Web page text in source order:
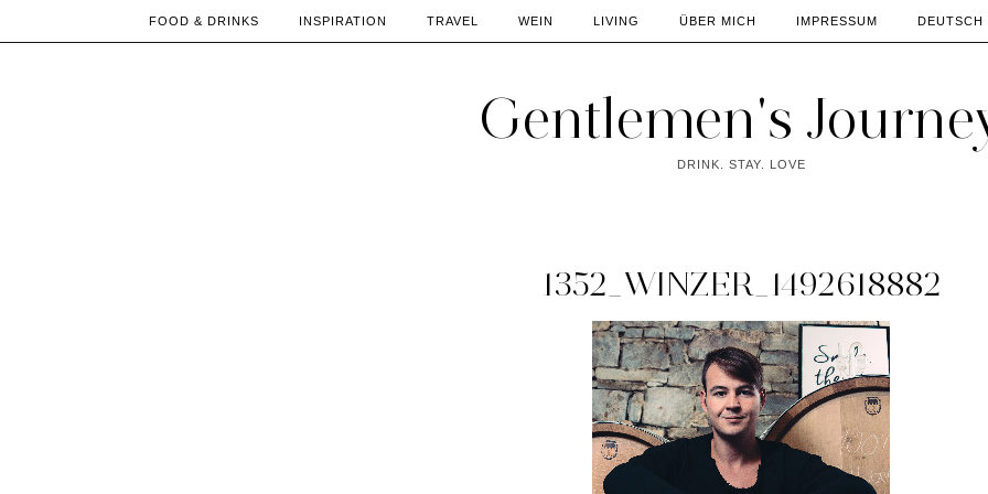
Gentlemen's
DRINK. STAY. LOVE
FOOD & DRINKS INSPIRATION TRAVEL WEIN LIVING ÜBER MICH IMPRESSUM DEUTSCH
1352_WINZER_1492618882